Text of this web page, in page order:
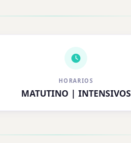
HORARIOS
MATUTINO | INTENSIVOS